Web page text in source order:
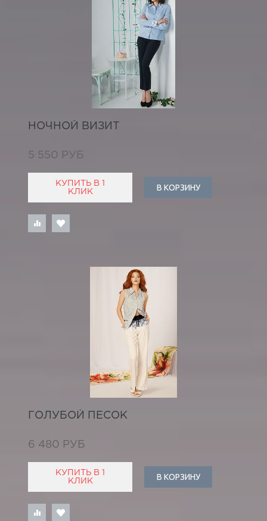
НОЧНОЙ ВИЗИТ
5 550 РУБ
КУПИТЬ В 1
КЛИК
В КОРЗИНУ
ГОЛУБОЙ ПЕСОК
6 480 РУБ
КУПИТЬ В 1
КЛИК
В КОРЗИНУ